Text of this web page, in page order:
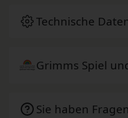
Technische
Grimms Spiel
Sie haben